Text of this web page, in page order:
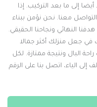
ما بعد التركيب. إذا
معنا. نحن نؤمن ببناء
النهائي ونجاحنا الحقيقي.
منزلك أكثر جمالا
ونتيجة ممتازة. لكل
اتصل بنا على الرقم